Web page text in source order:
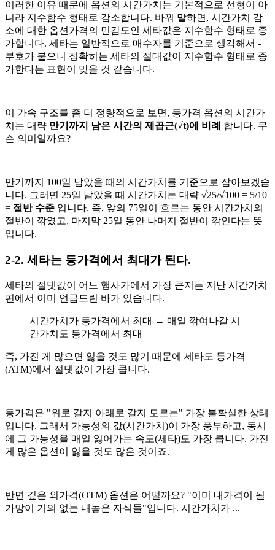
이러한 이유 때문에 옵션의 시간가치는 기본적으로 선형이 아
니라 지수함수 형태로 감소합니다. 바꿔 말하면, 시간가치 감
소에 대한 옵션가격의 민감도인 세타값은 지수함수 형태로 증
가합니다. 세타는 일반적으로 매수자를 기준으로 생각해서 -
부호가 붙으니 정확히는 세타의 절대값이 지수함수 형태로 증
가한다는 표현이 맞을 것 같습니다.
이 가속 구조를 좀 더 정량적으로 보면, 등가격 옵션의 시간가
치는 대략 만기까지 남은 시간의 제곱근(√t)에 비례
합니다. 무
슨 의미일까요?
만기까지 100일 남았을 때의 시간가치를 기준으로 잡아보겠습
니다. 그러면 25일 남았을 때 시간가치는 대략 √25/√100 = 5/10
= 절반 수준 입니다. 즉, 앞의 75일이 흐르는 동안 시간가치의
절반이 깎였고, 마지막 25일 동안 나머지 절반이 깎인다는 뜻
입니다.
2-2. 세타는 등가격에서 최대가 된다.
세타의 절댓값이 어느 행사가에서 가장 큰지는 지난 시간가치
편에서 이미 언급드린 바가 있습니다.
시간가치가 등가격에서 최대 → 매일 깎여나갈 시
간가치도 등가격에서 최대
즉, 가진 게 많으면 잃을 것도 많기 때문에 세타도 등가격
(ATM)에서 절댓값이 가장 큽니다.
등가격은 "위로 갈지 아래로 갈지 모르는" 가장 불확실한 상태
입니다. 그래서 가능성의 값(시간가치)이 가장 풍부하고, 동시
에 그 가능성을 매일 잃어가는 속도(세타)도 가장 큽니다. 가진
게 많은 옵션이 잃을 것도 많은 것이죠.
반면 깊은 외가격(OTM) 옵션은 어떨까요? "이미 내가격이 될
가망이 거의 없는 내놓은 자식들"입니다. 시간가치가 ...